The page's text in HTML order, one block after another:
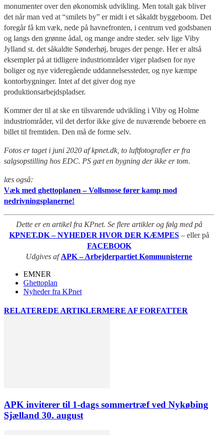
monumenter over den økonomisk udvikling. Men totalt gak bliver
det når man ved at “smilets by” er midt i et såkaldt byggeboom. Det
foregår få km væk, nede på havnefronten, i centrum ved godsbanen
og langs den grønne ådal, og mange andre steder. selv lige Viby
Jylland st. det såkaldte Sønderhøj, bruges der penge. Her er altså
eksempler på at tidligere industriområder viger pladsen for nye
boliger og nye videregående uddannelsessteder, og nye kæmpe
kontorbygninger. Intet af det giver dog nye
produktionsarbejdspladser.
Kommer der til at ske en tilsvarende udvikling i Viby og Holme
industriområder, vil det derfor ikke give de nuværende beboere en
billet til fremtiden. Den må de forme selv.
Fotos er taget i juni 2020 af kpnet.dk, to luftfotografier er fra
salgsopstilling hos EDC. PS gæt en bygning der ikke er tom.
læs også:
Væk med ghettoplanen – Vollsmose fører kamp mod
nedrivningsplanerne!
Dette er en artikel fra KPnet. Se flere artikler og følg med på
KPNET.DK – NYHEDER HVOR DER KÆMPES – eller på
FACEBOOK
Udgives afAPK – Arbejderpartiet Kommunisterne
EMNER
Ghettoplan
Nyheder fra KPnet
RELATEREDE ARTIKLERMERE AF FORFATTER
APK inviterer til 1-dags sommertræf ved Nykøbing
Sjælland 30. august